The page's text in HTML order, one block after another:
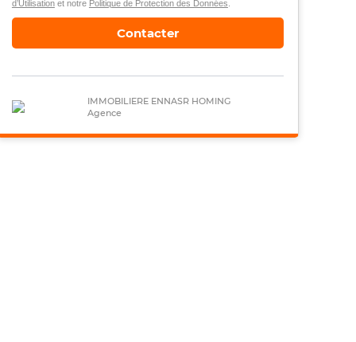
d’Utilisationet notre Politique de Protection des Données
Contacter
IMMOBILIERE ENNASR HOMING
Agence